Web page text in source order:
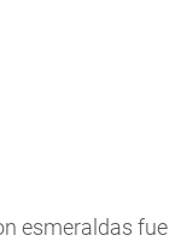
esmeraldas fue